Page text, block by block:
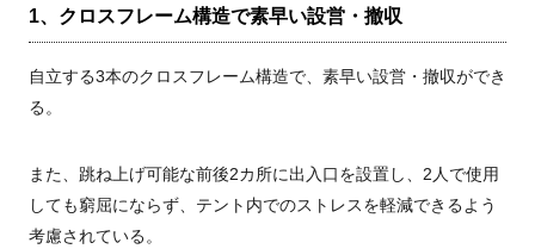
1、クロスフレーム構造で素早い設営・撤収
自立する3本のクロスフレーム構造で、素早い設営・撤収ができ
る。
また、跳ね上げ可能な前後2カ所に出入口を設置し、2人で使用
しても窮屈にならず、テント内でのストレスを軽減できるよう
考慮されている。